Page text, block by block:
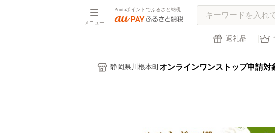
メニュー
Pontaポイントでふるさと納税
返礼品
静岡県川根本町 オンラインワンストップ申請対